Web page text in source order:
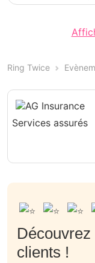
Ring Twice
Services assurés
clients !